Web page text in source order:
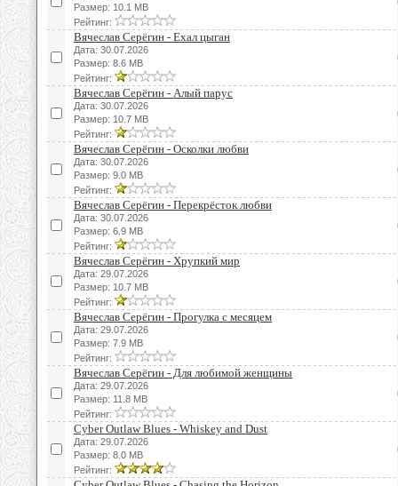
Размер: 10.1 MB
Рейтинг:
Вячеслав Серёгин - Ехал цыган
Дата: 30.07.2026
Размер: 8.6 MB
Рейтинг:
Вячеслав Серёгин - Алый парус
Дата: 30.07.2026
Размер: 10.7 MB
Рейтинг:
Вячеслав Серёгин - Осколки любви
Дата: 30.07.2026
Размер: 9.0 MB
Рейтинг:
Вячеслав Серёгин - Перекрёсток любви
Дата: 30.07.2026
Размер: 6.9 MB
Рейтинг:
Вячеслав Серёгин - Хрупкий мир
Дата: 29.07.2026
Размер: 10.7 MB
Рейтинг:
Вячеслав Серёгин - Прогулка с месяцем
Дата: 29.07.2026
Размер: 7.9 MB
Рейтинг:
Вячеслав Серёгин - Для любимой женщины
Дата: 29.07.2026
Размер: 11.8 MB
Рейтинг:
Cyber Outlaw Blues - Whiskey and Dust
Дата: 29.07.2026
Размер: 8.0 MB
Рейтинг: